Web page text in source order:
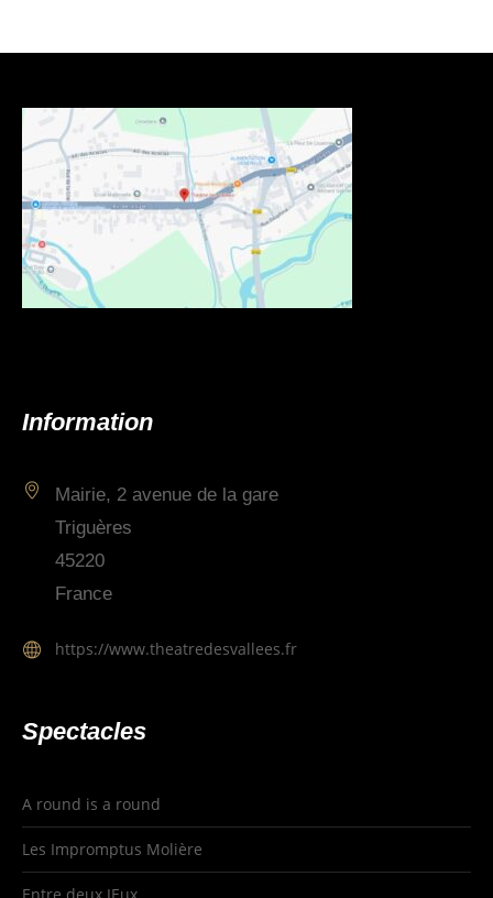
Information
Mairie, 2 avenue de la gare
Triguères
45220
France
https://www.theatredesvallees.fr
Spectacles
A round is a round
Les Impromptus Molière
Entre deux JEux